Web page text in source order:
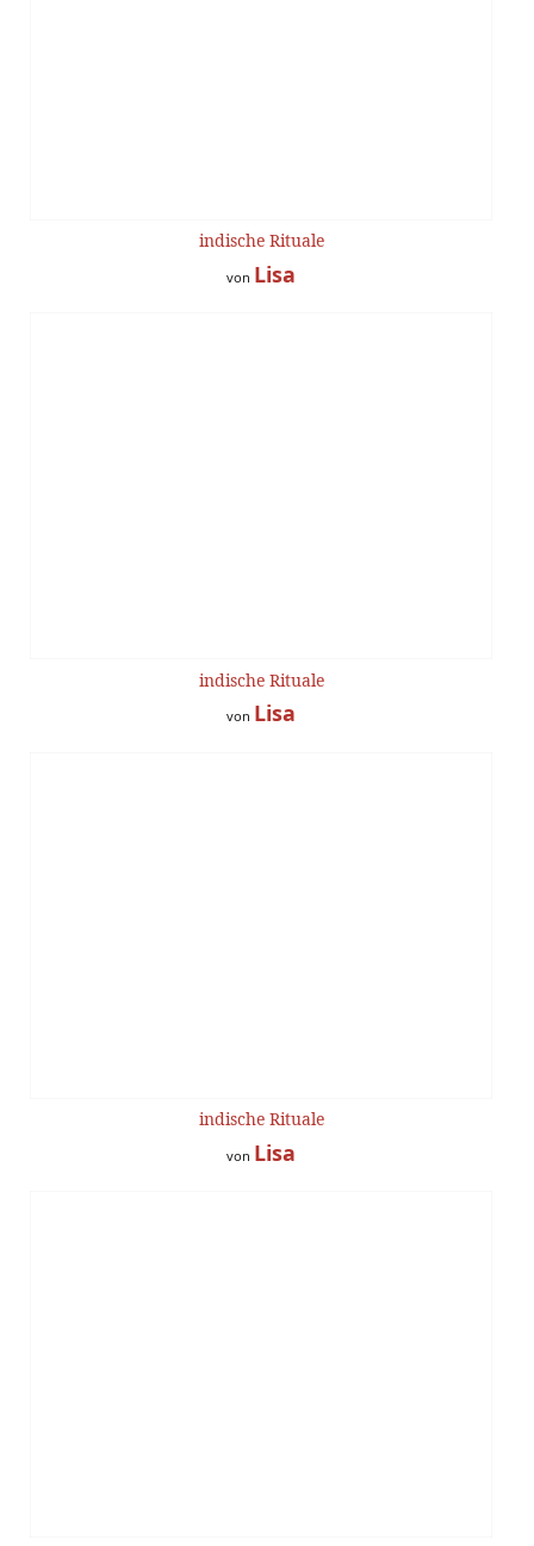
indische Rituale
von Lisa
indische Rituale
von Lisa
indische Rituale
von Lisa